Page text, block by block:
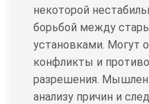
некоторой
борьбой между
установками. Могут
конфликты и
разрешения.
анализу причин и